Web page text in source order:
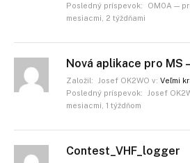
Posledný príspevok:
OM0A —
mesiacmi, 2 týždňami
Nová aplikace pro MS
Založil: Josef OK2WO v: Veľmi
Posledný príspevok:
Josef
mesiacmi, 1 týždňom
Contest_VHF_logger